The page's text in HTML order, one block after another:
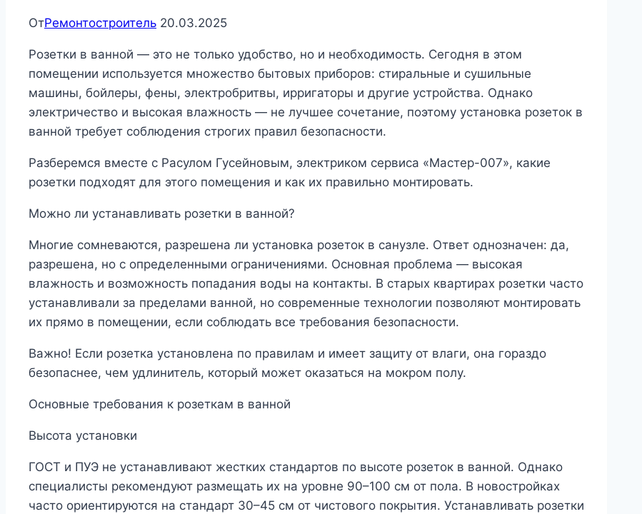
ОтРемонтостроитель 20.03.2025
Розетки в ванной — это не только удобство, но и необходимость. Сегодня в этом
помещении используется множество бытовых приборов: стиральные и сушильные
машины, бойлеры, фены, электробритвы, ирригаторы и другие устройства. Однако
электричество и высокая влажность — не лучшее сочетание, поэтому установка розеток в
ванной требует соблюдения строгих правил безопасности.
Разберемся вместе с Расулом Гусейновым, электриком сервиса «Мастер-007», какие
розетки подходят для этого помещения и как их правильно монтировать.
Можно ли устанавливать розетки в ванной?
Многие сомневаются, разрешена ли установка розеток в санузле. Ответ однозначен: да,
разрешена, но с определенными ограничениями. Основная проблема — высокая
влажность и возможность попадания воды на контакты. В старых квартирах розетки часто
устанавливали за пределами ванной, но современные технологии позволяют монтировать
их прямо в помещении, если соблюдать все требования безопасности.
Важно! Если розетка установлена по правилам и имеет защиту от влаги, она гораздо
безопаснее, чем удлинитель, который может оказаться на мокром полу.
Основные требования к розеткам в ванной
Высота установки
ГОСТ и ПУЭ не устанавливают жестких стандартов по высоте розеток в ванной. Однако
специалисты рекомендуют размещать их на уровне 90–100 см от пола. В новостройках
часто ориентируются на стандарт 30–45 см от чистового покрытия. Устанавливать розетки